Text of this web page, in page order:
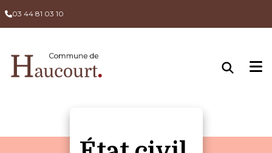
03 44 81 03 10